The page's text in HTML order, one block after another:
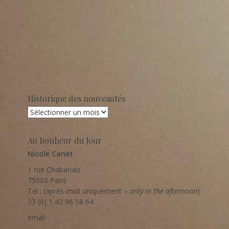
Historique des nouveautés
Historique
Au Bonheur du Jour
Nicole Canet
1 rue Chabanais
75002 Paris
Tel : (après-midi uniquement – only in the afternoon)
33 (0) 1 42 96 58 64
email :